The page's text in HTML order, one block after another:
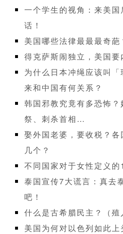
一个学生的视角：来美
话！
美国哪些法律最最最奇葩
得克萨斯闹独立，美国要
为什么日本冲绳应该叫
来和中国有何关系？
韩国邪教究竟有多恐怖
祭、刺杀首相…
娶外国老婆，要收税？
几个？
不同国家对于女性定义的
泰国宣传7大谎言：真去
吧！
什么是古希腊民主？（殖
美国为何对以色列如此上